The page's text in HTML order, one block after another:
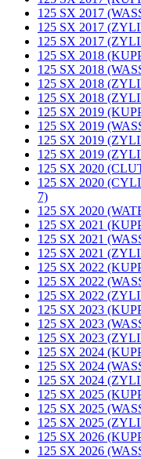
125 SX 2017
125 SX 2017
125 SX 2017
125 SX 2018
125 SX 2018
125 SX 2018
125 SX 2018
125 SX 2019
125 SX 2019
125 SX 2019
125 SX 2019
125 SX 2020
125 SX 2020
7)
125 SX 2020
125 SX 2021
125 SX 2021
125 SX 2021
125 SX 2022
125 SX 2022
125 SX 2022
125 SX 2023
125 SX 2023
125 SX 2023
125 SX 2024
125 SX 2024
125 SX 2024
125 SX 2025
125 SX 2025
125 SX 2025
125 SX 2026
125 SX 2026